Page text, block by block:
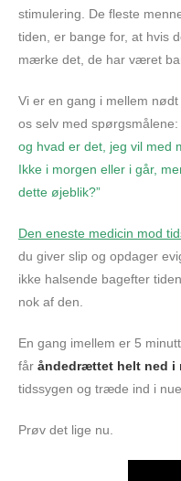
stimulering. De fleste
tiden, er bange for, at hvis
mærke det, de har været
Vi er en gang i mellem
os selv med spørgsmålene:
og hvad er det, jeg vil med
Ikke i morgen eller i går,
dette øjeblik?”
Den eneste medicin mod
du giver slip og opdager
ikke halsende bagefter
nok af den.
En gang imellem er 5
får åndedrættet helt ned i
tidssygen og træde ind i
Prøv det lige nu.